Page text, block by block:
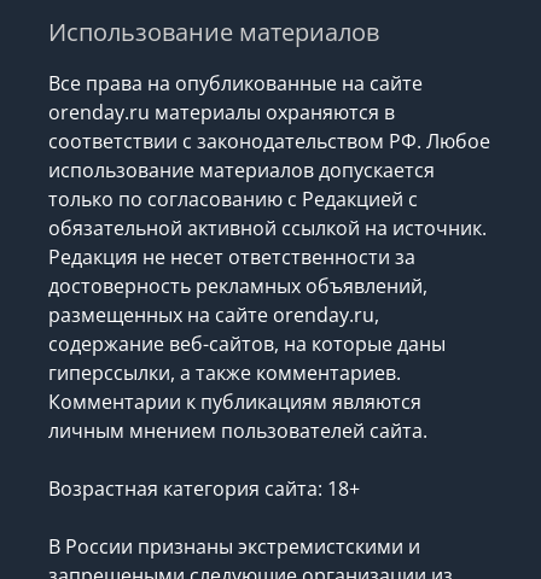
Использование материалов
Все права на опубликованные на сайте
orenday.ru материалы охраняются в
соответствии с законодательством РФ. Любое
использование материалов допускается
только по согласованию с Редакцией с
обязательной активной ссылкой на источник.
Редакция не несет ответственности за
достоверность рекламных объявлений,
размещенных на сайте orenday.ru,
содержание веб-сайтов, на которые даны
гиперссылки, а также комментариев.
Комментарии к публикациям являются
личным мнением пользователей сайта.
Возрастная категория сайта: 18+
В России признаны экстремистскими и